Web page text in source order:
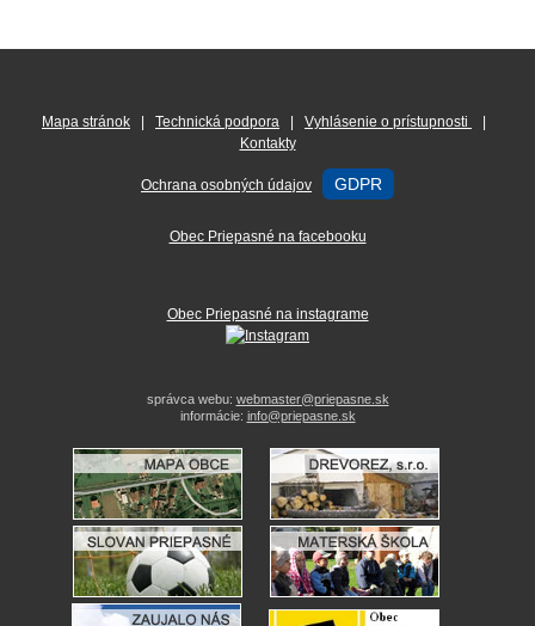
Mapa stránok Technická podpora Vyhlásenie o prístupnosti
Kontakty
Ochrana osobných údajov GDPR
Obec Priepasné na facebooku
Obec Priepasné na instagrame
správca webu: webmaster@priepasne.sk
informácie: info@priepasne.sk